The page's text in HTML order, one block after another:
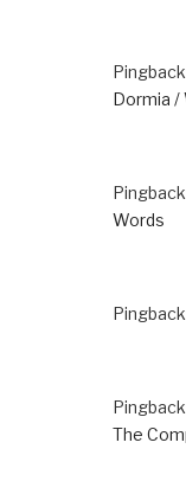
Dormia /
Words
The